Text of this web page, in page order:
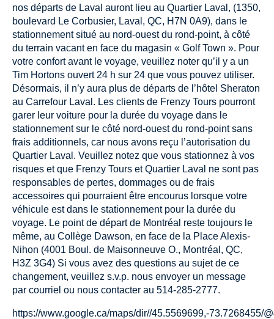
nos départs de Laval auront lieu au Quartier Laval, (1350,
boulevard Le Corbusier, Laval, QC, H7N 0A9), dans le
stationnement situé au nord-ouest du rond-point, à côté
du terrain vacant en face du magasin « Golf Town ». Pour
votre confort avant le voyage, veuillez noter qu’il y a un
Tim Hortons ouvert 24 h sur 24 que vous pouvez utiliser.
Désormais, il n’y aura plus de départs de l’hôtel Sheraton
au Carrefour Laval. Les clients de Frenzy Tours pourront
garer leur voiture pour la durée du voyage dans le
stationnement sur le côté nord-ouest du rond-point sans
frais additionnels, car nous avons reçu l’autorisation du
Quartier Laval. Veuillez notez que vous stationnez à vos
risques et que Frenzy Tours et Quartier Laval ne sont pas
responsables de pertes, dommages ou de frais
accessoires qui pourraient être encourus lorsque votre
véhicule est dans le stationnement pour la durée du
voyage. Le point de départ de Montréal reste toujours le
même, au Collège Dawson, en face de la Place Alexis-
Nihon (4001 Boul. de Maisonneuve O., Montréal, QC,
H3Z 3G4) Si vous avez des questions au sujet de ce
changement, veuillez s.v.p. nous envoyer un message
par courriel ou nous contacter au 514-285-2777.
https://www.google.ca/maps/dir//45.5569699,-73.7268455/